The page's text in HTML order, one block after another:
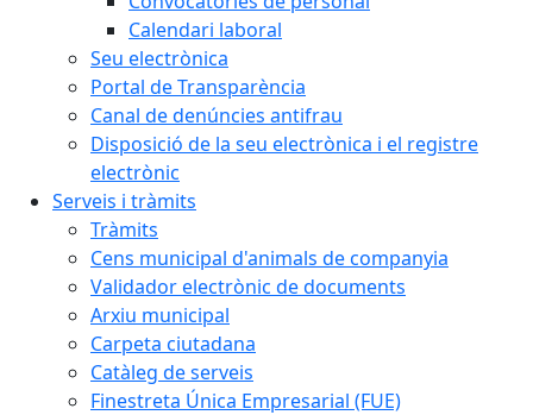
Calendari laboral
Seu electrònica
Portal de Transparència
Canal de denúncies antifrau
Disposició de la seu electrònica i el registre
electrònic
Serveis i tràmits
Tràmits
Cens municipal d'animals de companyia
Validador electrònic de documents
Arxiu municipal
Carpeta ciutadana
Catàleg de serveis
Finestreta Única Empresarial (FUE)